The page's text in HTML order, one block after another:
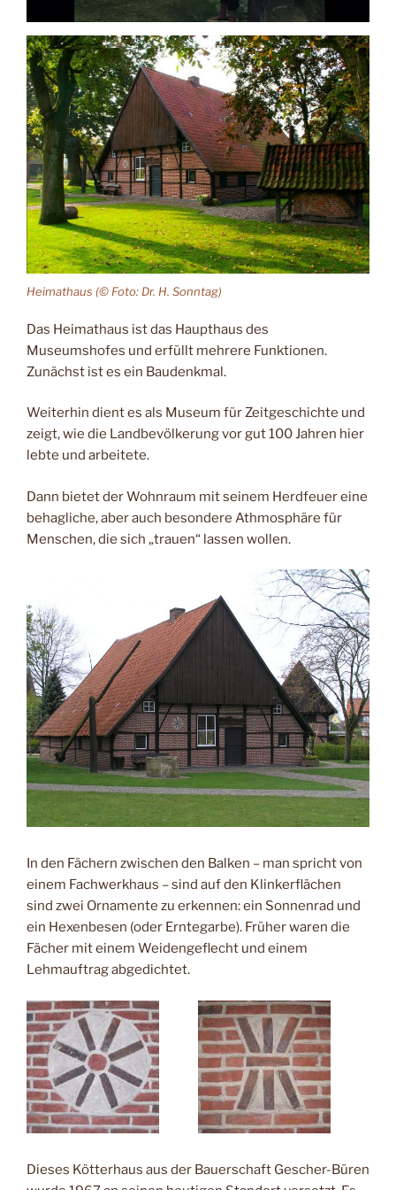
Heimathaus (© Foto: Dr. H. Sonntag)
Das Heimathaus ist das Haupthaus des
Museumshofes und erfüllt mehrere Funktionen.
Zunächst ist es ein Baudenkmal.
Weiterhin dient es als Museum für Zeitgeschichte und
zeigt, wie die Landbevölkerung vor gut 100 Jahren hier
lebte und arbeitete.
Dann bietet der Wohnraum mit seinem Herdfeuer eine
behagliche, aber auch besondere Athmosphäre für
Menschen, die sich „trauen“ lassen wollen.
In den Fächern zwischen den Balken – man spricht von
einem Fachwerkhaus – sind auf den Klinkerflächen
sind zwei Ornamente zu erkennen: ein Sonnenrad und
ein Hexenbesen (oder Erntegarbe). Früher waren die
Fächer mit einem Weidengeflecht und einem
Lehmauftrag abgedichtet.
Dieses Kötterhaus aus der Bauerschaft Gescher-Büren